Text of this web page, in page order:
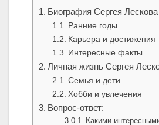
Биография Сергея Лескова
Ранние годы
Карьера и достижения
Интересные факты
Личная жизнь Сергея
Семья и дети
Хобби и увлечения
Вопрос-ответ:
Какими